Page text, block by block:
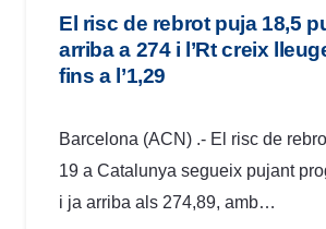
El risc de rebrot puja 18,5
arriba a 274 i l’Rt creix
fins a l’1,29
Barcelona (ACN) .- El risc de
19 a Catalunya segueix pujant
i ja arriba als 274,89, amb…